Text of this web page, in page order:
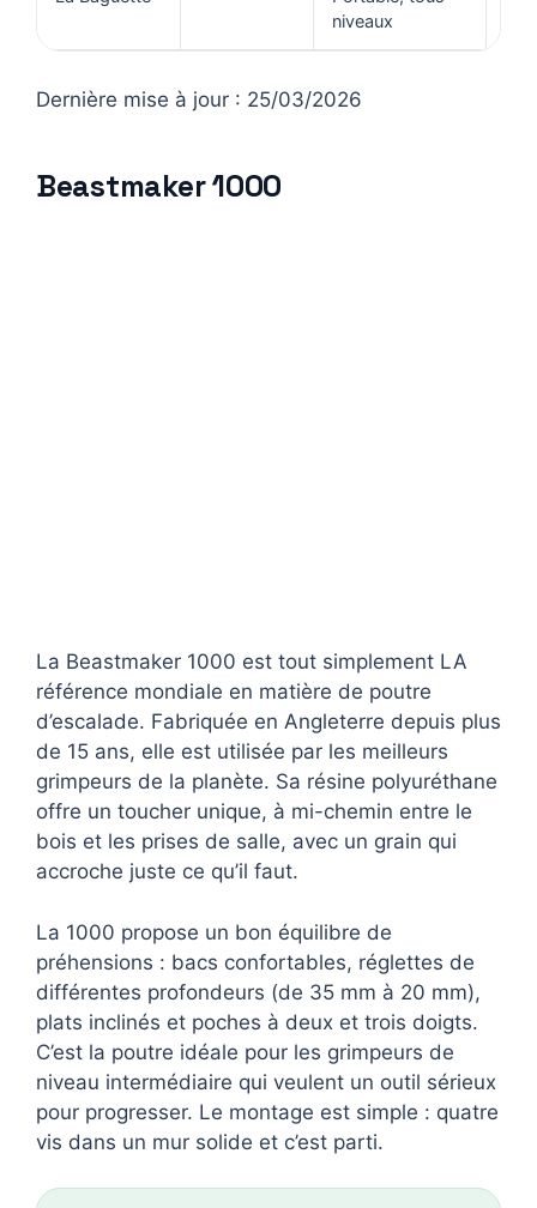
niveaux
Dernière mise à jour : 25/03/2026
Beastmaker 1000
La Beastmaker 1000 est tout simplement LA
référence mondiale en matière de poutre
d’escalade. Fabriquée en Angleterre depuis plus
de 15 ans, elle est utilisée par les meilleurs
grimpeurs de la planète. Sa résine polyuréthane
offre un toucher unique, à mi-chemin entre le
bois et les prises de salle, avec un grain qui
accroche juste ce qu’il faut.
La 1000 propose un bon équilibre de
préhensions : bacs confortables, réglettes de
différentes profondeurs (de 35 mm à 20 mm),
plats inclinés et poches à deux et trois doigts.
C’est la poutre idéale pour les grimpeurs de
niveau intermédiaire qui veulent un outil sérieux
pour progresser. Le montage est simple : quatre
vis dans un mur solide et c’est parti.